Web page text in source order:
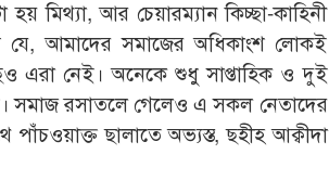
মিথ্যা, আর চেয়ারম্যান কিচ্ছা-কাহিনী
যে, আমাদের সমাজের অধিকাংশ লোকই
এরা নেই। অনেকে শুধু সাপ্তাহিক ও দুই
সমাজ রসাতলে গেলেও এ সকল নেতাদের
ছালাতে অভ্যস্ত, ছহীহ আক্বীদা